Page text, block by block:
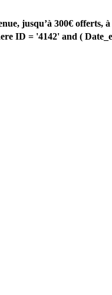
jusqu’à 300€ offerts, à
= '4142' and (